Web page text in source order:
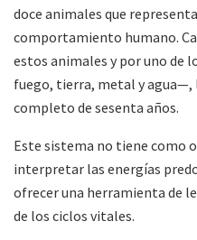
doce animales que
comportamiento humano.
estos animales y por uno de
fuego, tierra, metal y agua—,
completo de sesenta años.
Este sistema no tiene como
interpretar las energías
ofrecer una herramienta de
de los ciclos vitales.